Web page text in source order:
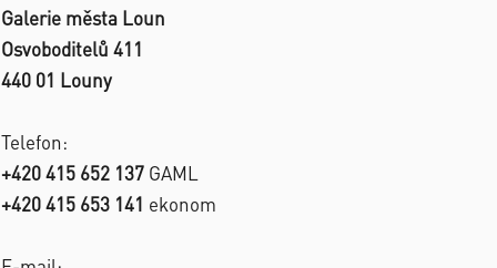
Galerie města Loun
Osvoboditelů 411
440 01 Louny
Telefon:
+420 415 652 137 GAML
+420 415 653 141 ekonom